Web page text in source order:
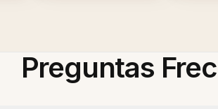
Preguntas